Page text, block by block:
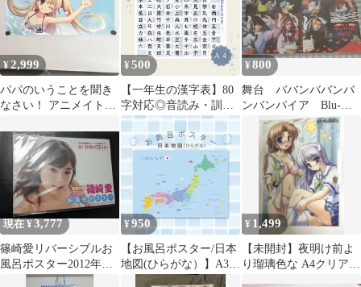
習に人気の知育ポスタ
ー
¥2,999
パパのいうことを聞き
なさい！ アニメイト特
¥500
【一年生の漢字表】80
字対応◎音読み・訓読
み付き｜お風呂ポスタ
ー｜入学準備・家庭学
習に人気✨
¥800
舞台 ババンババンバ
ンバンパイア Blu-
ray 特典 お風呂ポス
ター
現在 ¥3,777
篠崎愛リバーシブルお
風呂ポスター2012年ヤ
ングアニマル増刊嵐7号
¥950
【お風呂ポスター/日本
地図(ひらがな）】A3サ
イズ 都道府県 防水 耐
¥ 1,499
【未開封】夜明け前よ
り瑠璃色な A4クリアポ